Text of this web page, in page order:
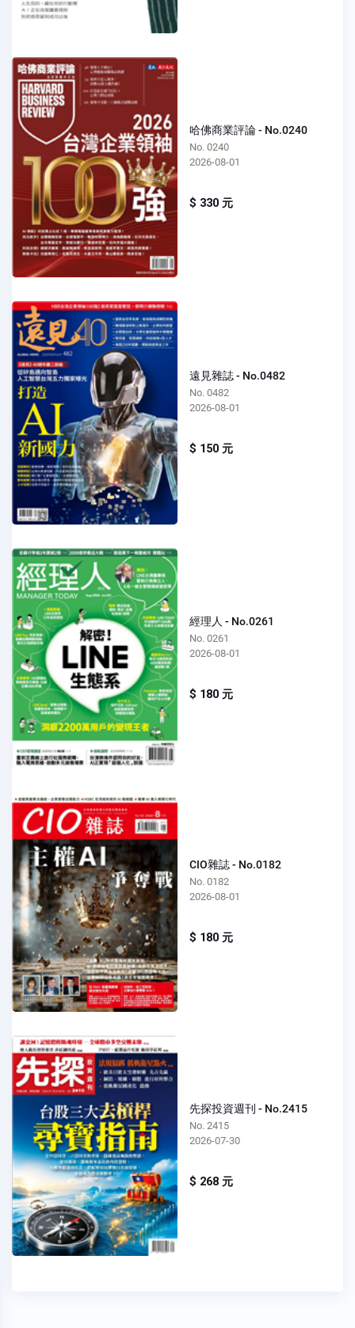
哈佛商業評論 - No.0240
No. 0240
2026-08-01
$ 330 元
遠見雜誌 - No.0482
No. 0482
2026-08-01
$ 150 元
經理人 - No.0261
No. 0261
2026-08-01
$ 180 元
CIO雜誌 - No.0182
No. 0182
2026-08-01
$ 180 元
先探投資週刊 - No.2415
No. 2415
2026-07-30
$ 268 元